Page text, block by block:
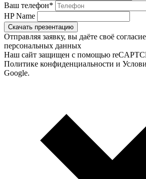
Ваш телефон*
HP Name
Скачать презентацию
Отправляя заявку, вы даёте своё
персональных данных
Наш сайт защищен с помощью
Политике конфиденциальности и
Google.